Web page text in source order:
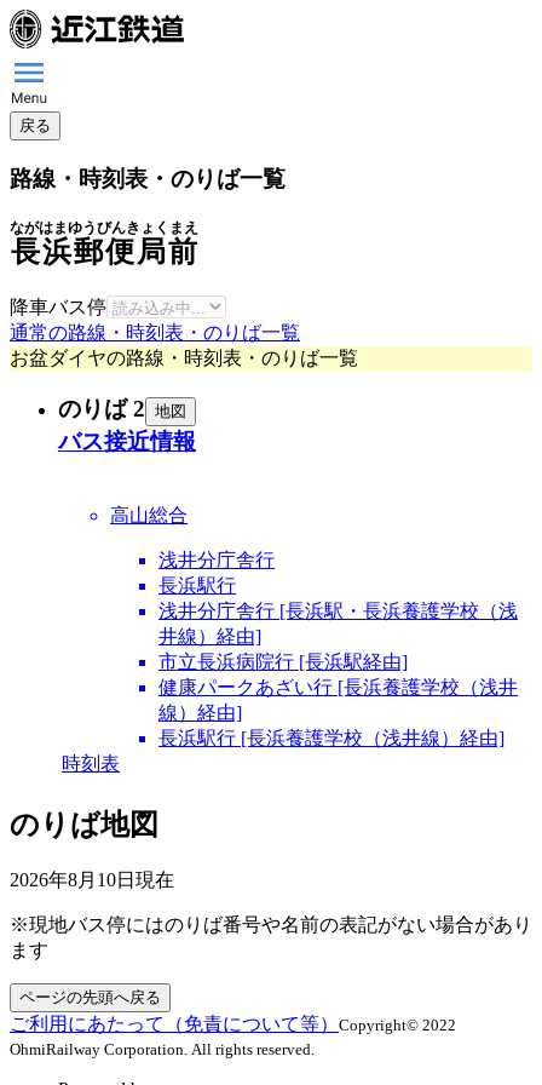
戻る
路線・時刻表・のりば一覧
長浜郵便局前
ながはまゆうびんきょくまえ
降車バス停
通常の路線・時刻表・のりば一覧
お盆ダイヤの路線・時刻表・のりば一覧
のりば 2 地図
バス接近情報
高山総合
浅井分庁舎行
長浜駅行
浅井分庁舎行 [長浜駅・長浜養護学校（浅
井線）経由]
市立長浜病院行 [長浜駅経由]
健康パークあざい行 [長浜養護学校（浅井
線）経由]
長浜駅行 [長浜養護学校（浅井線）経由]
時刻表
のりば地図
2026年8月10日 現在
※現地バス停にはのりば番号や名前の表記がない場合があり
ます
ページの先頭へ戻る
ご利用にあたって（免責について等） Copyright© 2022
OhmiRailway Corporation. All rights reserved.